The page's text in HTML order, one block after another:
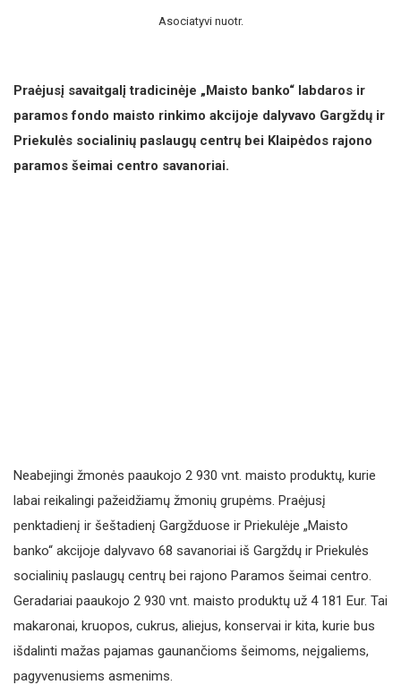
Asociatyvi nuotr.
Praėjusį savaitgalį tradicinėje „Maisto banko“ labdaros ir
paramos fondo maisto rinkimo akcijoje dalyvavo Gargždų ir
Priekulės socialinių paslaugų centrų bei Klaipėdos rajono
paramos šeimai centro savanoriai.
Neabejingi žmonės paaukojo 2 930 vnt. maisto produktų, kurie
labai reikalingi pažeidžiamų žmonių grupėms. Praėjusį
penktadienį ir šeštadienį Gargžduose ir Priekulėje „Maisto
banko“ akcijoje dalyvavo 68 savanoriai iš Gargždų ir Priekulės
socialinių paslaugų centrų bei rajono Paramos šeimai centro.
Geradariai paaukojo 2 930 vnt. maisto produktų už 4 181 Eur. Tai
makaronai, kruopos, cukrus, aliejus, konservai ir kita, kurie bus
išdalinti mažas pajamas gaunančioms šeimoms, neįgaliems,
pagyvenusiems asmenims.